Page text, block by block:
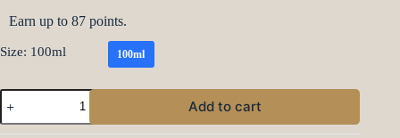
Earn up to 87 points.
Size: 100ml 100ml
Add to cart